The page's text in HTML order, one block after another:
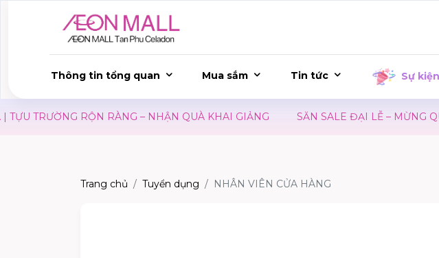
Thông tin tổng quan Mua sắm Tin tức Sự kiện
TRƯỜNG RỘN RÀNG – NHẬN QUÀ KHAI GIẢNG SĂN SALE ĐẠI LỄ – MỪNG
Trang chủ Tuyển dụng NHÂN VIÊN CỬA HÀNG